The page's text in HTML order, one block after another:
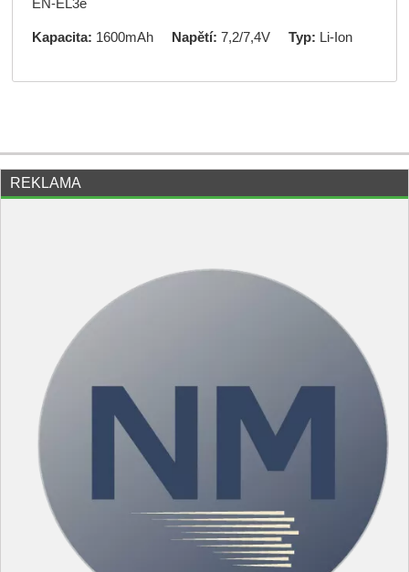
EN-EL3e
Kapacita: 1600mAh Napětí: 7,2/7,4V Typ: Li-Ion
REKLAMA